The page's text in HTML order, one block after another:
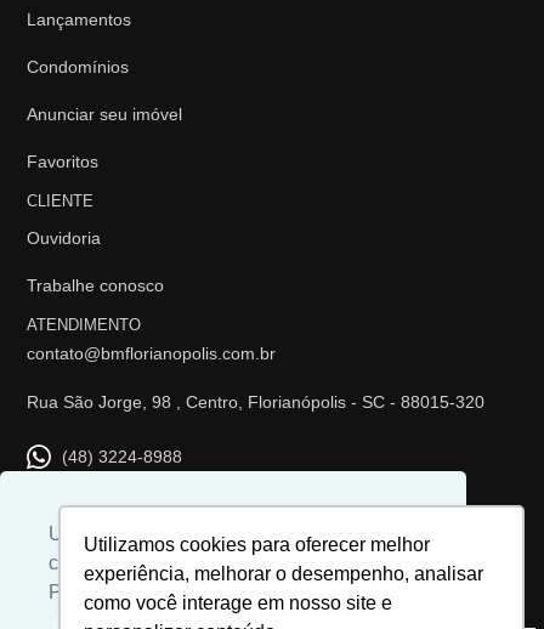
Usamos cookies para personalizar
conteúdos e melhorar a sua experiência.
Para ver nossa política de cookies
Utilizamos cookies para oferecer melhor
experiência, melhorar o desempenho, analisar
como você interage em nosso site e
Lançamentos
Condomínios
Anunciar seu imóvel
Favoritos
CLIENTE
Ouvidoria
Trabalhe conosco
ATENDIMENTO
contato@bmflorianopolis.com.br
Rua São Jorge, 98 , Centro, Florianópolis - SC - 88015-320
(48) 3224-8988
REDES SOCIAIS